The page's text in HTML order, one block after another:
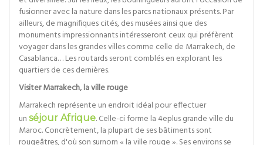
fusionner avec la nature dans les parcs nationaux présents. Par
ailleurs, de magnifiques cités, des musées ainsi que des
monuments impressionnants intéresseront ceux qui préfèrent
voyager dans les grandes villes comme celle de Marrakech, de
Casablanca… Les routards seront comblés en explorant les
quartiers de ces dernières.
Visiter Marrakech, la ville rouge
Marrakech représente un endroit idéal pour effectuer
un séjour Afrique. Celle-ci forme la 4eplus grande ville du
Maroc. Concrètement, la plupart de ses bâtiments sont